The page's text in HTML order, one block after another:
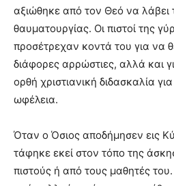
αξιώθηκε από τον Θεό να λάβει
θαυματουργίας. Οι πιστοί της
προσέτρεχαν κοντά του για να
διάφορες αρρώστιες, αλλά και
ορθή χριστιανική διδασκαλία
ωφέλεια.
Όταν ο Όσιος αποδήμησεν εις
τάφηκε εκεί στον τόπο της
πιστούς ή από τους μαθητές